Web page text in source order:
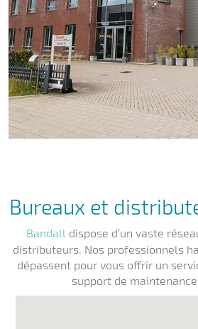
Bureaux et
Bandall dispose d’un vaste
distributeurs. Nos professionnels
dépassent pour vous offrir un
support de